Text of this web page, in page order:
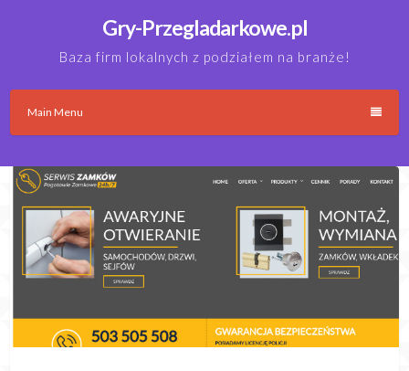
Gry-Przegladarkowe.pl
Baza firm lokalnych z podziałem na branże!
Main Menu